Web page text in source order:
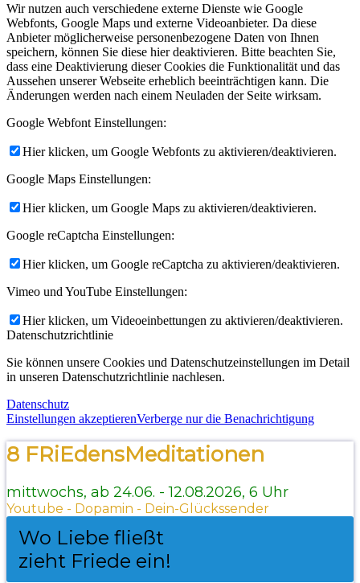
Wir nutzen auch verschiedene externe Dienste wie Google
Webfonts, Google Maps und externe Videoanbieter. Da diese
Anbieter möglicherweise personenbezogene Daten von Ihnen
speichern, können Sie diese hier deaktivieren. Bitte beachten Sie,
dass eine Deaktivierung dieser Cookies die Funktionalität und das
Aussehen unserer Webseite erheblich beeinträchtigen kann. Die
Änderungen werden nach einem Neuladen der Seite wirksam.
Google Webfont Einstellungen:
Hier klicken, um Google Webfonts zu aktivieren/deaktivieren.
Google Maps Einstellungen:
Hier klicken, um Google Maps zu aktivieren/deaktivieren.
Google reCaptcha Einstellungen:
Hier klicken, um Google reCaptcha zu aktivieren/deaktivieren.
Vimeo und YouTube Einstellungen:
Hier klicken, um Videoeinbettungen zu aktivieren/deaktivieren.
Datenschutzrichtlinie
Sie können unsere Cookies und Datenschutzeinstellungen im Detail
in unseren Datenschutzrichtlinie nachlesen.
Datenschutz
Einstellungen akzeptierenVerberge nur die Benachrichtigung
8 FRiEdensMeditationen
mittwochs, ab 24.06. - 12.08.2026, 6 Uhr
Youtube - Dopamin - Dein-Glückssender
Wo Liebe fließt
zieht Friede ein!